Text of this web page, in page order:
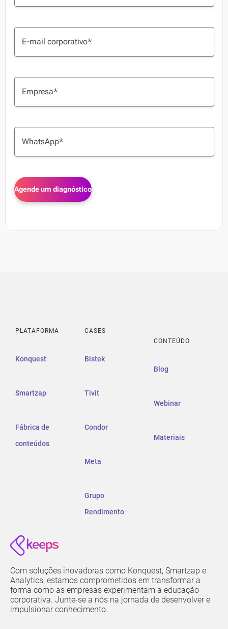
PLATAFORMA
Konquest
Smartzap
Fábrica de
conteúdos
CASES
Bistek
Tivit
Condor
Meta
Grupo
Rendimento
CONTEÚDO
Blog
Webinar
Materiais
Com soluções inovadoras como Konquest, Smartzap e
Analytics, estamos comprometidos em transformar a
forma como as empresas experimentam a educação
corporativa. Junte-se a nós na jornada de desenvolver e
impulsionar conhecimento.